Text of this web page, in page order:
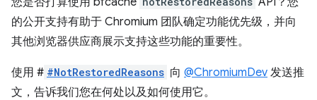
的公开支持有助于 Chromium 团队确定功能优先级，并向
其他浏览器供应商展示支持这些功能的重要性。
使用 # #NotRestoredReasons 向 @ChromiumDev 发送推
文，告诉我们您在何处以及如何使用它。